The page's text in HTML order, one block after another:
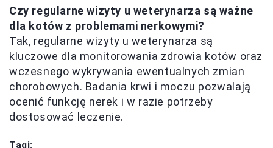
Czy regularne wizyty u weterynarza są ważne
dla kotów z problemami nerkowymi?
Tak, regularne wizyty u weterynarza są
kluczowe dla monitorowania zdrowia kotów oraz
wczesnego wykrywania ewentualnych zmian
chorobowych. Badania krwi i moczu pozwalają
ocenić funkcję nerek i w razie potrzeby
dostosować leczenie.
Tagi: